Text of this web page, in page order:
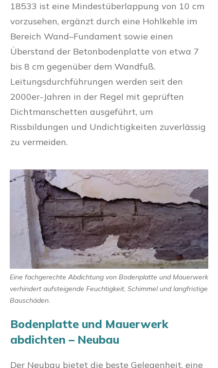
18533 ist eine Mindestüberlappung von 10 cm
vorzusehen, ergänzt durch eine Hohlkehle im
Bereich Wand–Fundament sowie einen
Überstand der Betonbodenplatte von etwa 7
bis 8 cm gegenüber dem Wandfuß.
Leitungsdurchführungen werden seit den
2000er-Jahren in der Regel mit geprüften
Dichtmanschetten ausgeführt, um
Rissbildungen und Undichtigkeiten zuverlässig
zu vermeiden.
Eine fachgerechte Abdichtung von Bodenplatte und Mauerwerk
verhindert aufsteigende Feuchtigkeit, Schimmel und langfristige
Bauschäden.
Bodenplatte und Mauerwerk
abdichten – Neubau
Der Neubau bietet die beste Gelegenheit, eine